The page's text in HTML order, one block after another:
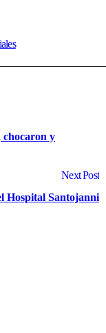
chocaron y
Next Post
Hospital Santojanni